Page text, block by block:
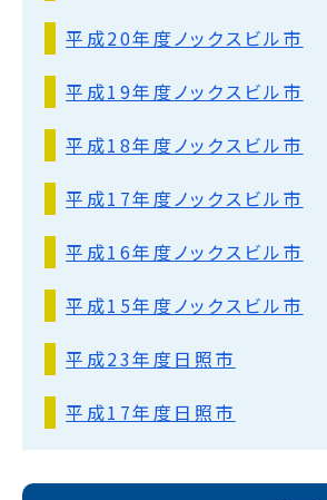
平成20年度ノックスビル市
平成19年度ノックスビル市
平成18年度ノックスビル市
平成17年度ノックスビル市
平成16年度ノックスビル市
平成15年度ノックスビル市
平成23年度日照市
平成17年度日照市